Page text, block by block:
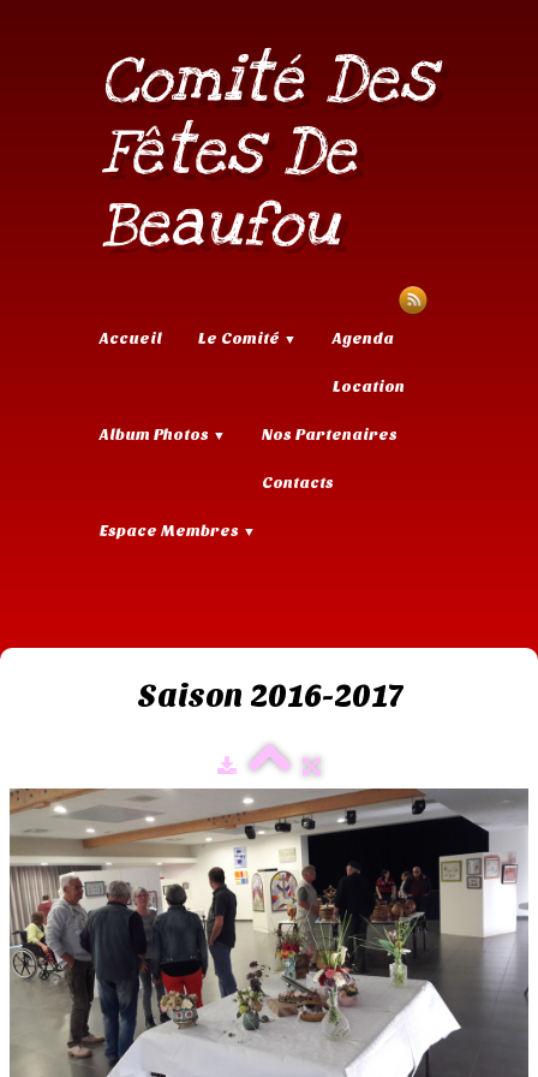
Comité Des
Fêtes De
Beaufou
Accueil Le Comité ▼ Agenda
Location
Album Photos ▼ Nos Partenaires
Contacts
Espace Membres ▼
Saison 2016-2017